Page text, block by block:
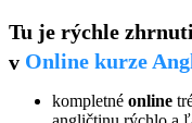
Tu je rýchle
v Online kurze
kompletné online